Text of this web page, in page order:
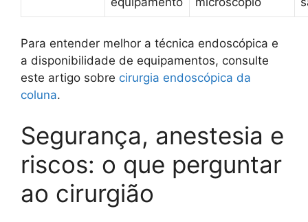
Para entender melhor a técnica endoscópica e
a disponibilidade de equipamentos, consulte
este artigo sobre cirurgia endoscópica da
coluna.
Segurança, anestesia e
riscos: o que perguntar
ao cirurgião